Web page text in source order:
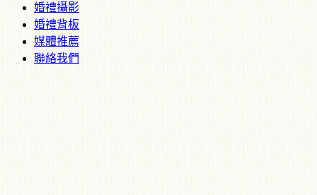
婚禮攝影
婚禮背板
媒體推薦
聯絡我們